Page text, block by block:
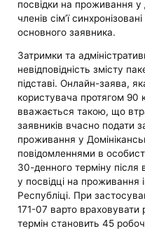
посвідки на проживання у
членів сім’ї
основного заявника.
Затримки та
невідповідність змісту
підставі. Онлайн-заява,
користувача протягом 90
вважається такою, що
заявників вчасно подати
проживання у
повідомленнями в
30-денного терміну після
у посвідці на проживання
Республіці. При
171-07 варто враховувати
термін становить 45